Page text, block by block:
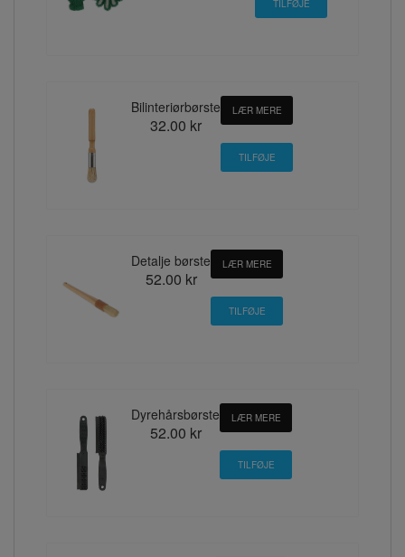
Bilinteriørbørste
32.00 kr
LÆR MERE
Detalje børste
52.00 kr
LÆR MERE
Dyrehårsbørste
52.00 kr
LÆR MERE